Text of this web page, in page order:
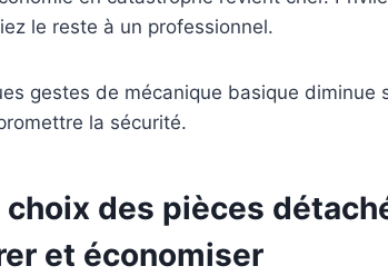
le reste à un professionnel.
gestes de mécanique basique diminue
la sécurité.
choix des pièces
et économiser